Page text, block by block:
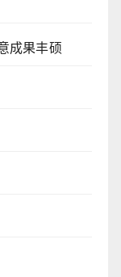
成果丰硕